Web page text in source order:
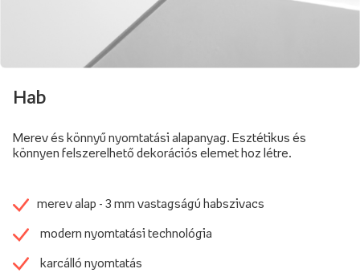
Hab
Merev és könnyű nyomtatási alapanyag. Esztétikus és
könnyen felszerelhető dekorációs elemet hoz létre.
merev alap - 3 mm vastagságú habszivacs
modern nyomtatási technológia
karcálló nyomtatás